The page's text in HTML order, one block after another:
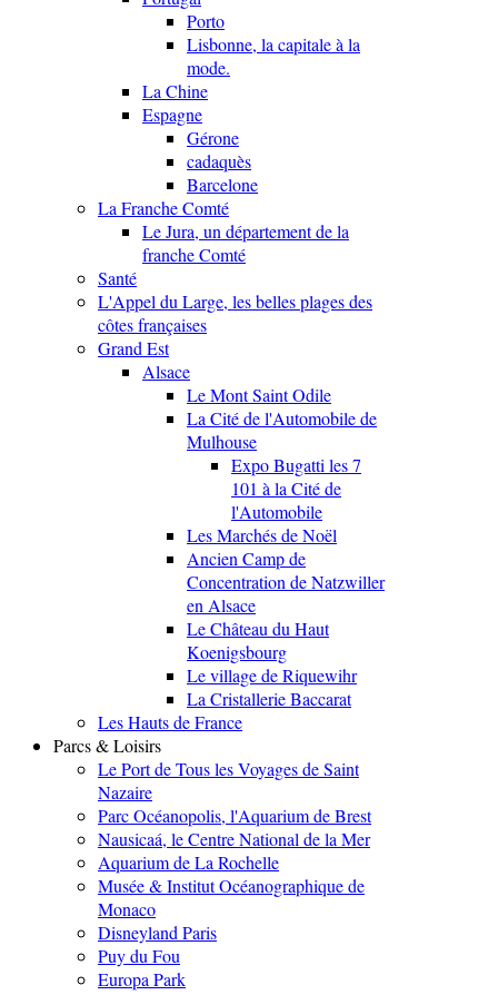
Porto
Lisbonne, la capitale à la
mode.
La Chine
Espagne
Gérone
cadaquès
Barcelone
La Franche Comté
Le Jura, un département de la
franche Comté
Santé
L'Appel du Large, les belles plages des
côtes françaises
Grand Est
Alsace
Le Mont Saint Odile
La Cité de l'Automobile de
Mulhouse
Expo Bugatti les 7
101 à la Cité de
l'Automobile
Les Marchés de Noël
Ancien Camp de
Concentration de Natzwiller
en Alsace
Le Château du Haut
Koenigsbourg
Le village de Riquewihr
La Cristallerie Baccarat
Les Hauts de France
Parcs & Loisirs
Le Port de Tous les Voyages de Saint
Nazaire
Parc Océanopolis, l'Aquarium de Brest
Nausicaá, le Centre National de la Mer
Aquarium de La Rochelle
Musée & Institut Océanographique de
Monaco
Disneyland Paris
Puy du Fou
Europa Park